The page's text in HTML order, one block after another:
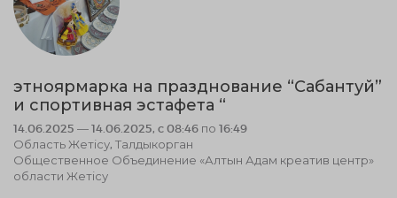
этноярмарка на празднование “Сабантуй”
и спортивная эстафета “
14.06.2025 — 14.06.2025, c 08:46 по 16:49
Область Жетісу, Талдыкорган
Общественное Объединение «Алтын Адам креатив центр»
области Жетісу